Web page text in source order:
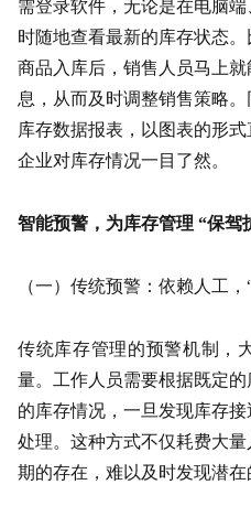
需登录软件，无论是在电脑
时随地查看最新的库存状态
商品入库后，销售人员马上
息，从而及时调整销售策略
库存数据报表，以图表的形
企业对库存情况一目了然。
智能预警，为库存管理 “保驾
（一）传统预警：依赖人工
传统库存管理的预警机制，
量。工作人员需要根据既定
的库存情况，一旦发现库存
处理。这种方式不仅耗费大
期的存在，难以及时发现潜在